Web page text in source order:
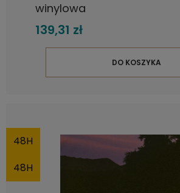
winylowa
139,31 zł
DO KOSZYKA
48H
48H